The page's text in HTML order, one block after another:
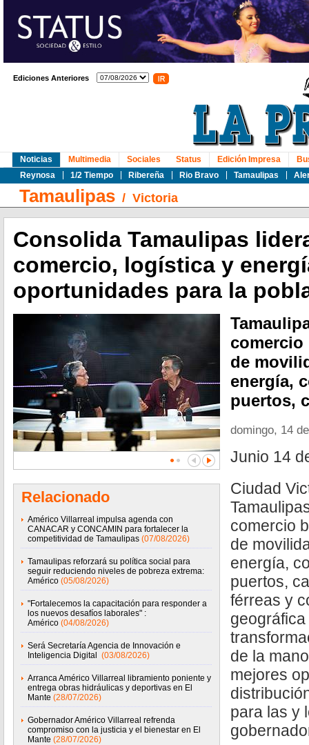
Ediciones Anteriores
Noticias
Reynosa
1/2 Tiempo Ribereña Rio Bravo Tamaulipas
Multimedia Sociales Status Edición Impresa
Tamaulipas / Victoria
Consolida Tamaulipas
comercio, logística y
oportunidades para la
Relacionado
Américo Villarreal impulsa agenda con
CANACAR y CONCAMIN para fortalecer la
competitividad de Tamaulipas (07/08/2026)
Tamaulipas reforzará su política social para
seguir reduciendo niveles de pobreza extrema:
Américo (05/08/2026)
"Fortalecemos la capacitación para responder a
los nuevos desafíos laborales" :
Américo (04/08/2026)
Será Secretaría Agencia de Innovación e
Inteligencia Digital
(03/08/2026)
Arranca Américo Villarreal libramiento poniente y
entrega obras hidráulicas y deportivas en El
Mante (28/07/2026)
Gobernador Américo Villarreal refrenda
compromiso con la justicia y el bienestar en El
Mante (28/07/2026)
de
energía,
puertos,
domingo, 14
Junio 14
Ciudad
comercio
de
energía,
puertos,
férreas y
de la
mejores
para las y